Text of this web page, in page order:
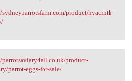
sydneyparrotsfarm.com/product/hyacinth-
parrotsaviary4all.co.uk/product-
parrot-eggs-for-sale/